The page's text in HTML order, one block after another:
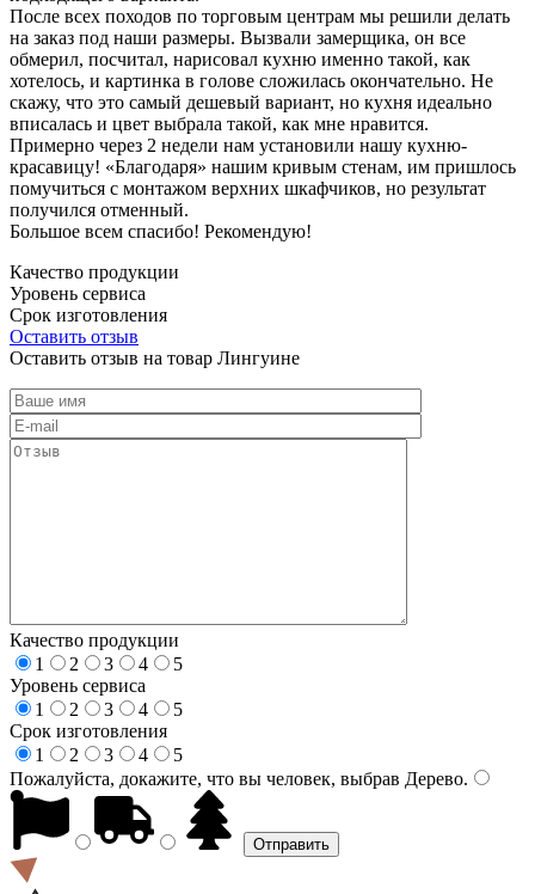
После всех походов по торговым центрам мы решили делать
на заказ под наши размеры. Вызвали замерщика, он все
обмерил, посчитал, нарисовал кухню именно такой, как
хотелось, и картинка в голове сложилась окончательно. Не
скажу, что это самый дешевый вариант, но кухня идеально
вписалась и цвет выбрала такой, как мне нравится.
Примерно через 2 недели нам установили нашу кухню-
красавицу! «Благодаря» нашим кривым стенам, им пришлось
помучиться с монтажом верхних шкафчиков, но результат
получился отменный.
Большое всем спасибо! Рекомендую!
Качество продукции
Уровень сервиса
Срок изготовления
Оставить отзыв
Оставить отзыв на товар Лингуине
Качество продукции
1
2 3 4
5
Уровень сервиса
1
2 3 4
5
Срок изготовления
1
2 3 4
5
Пожалуйста, докажите, что вы человек, выбрав Дерево.